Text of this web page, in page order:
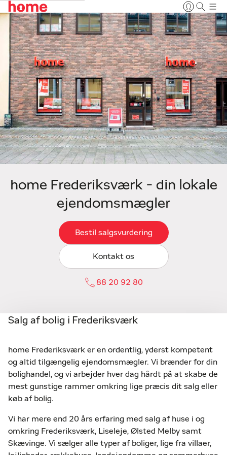
home Frederiksværk - din lokale
ejendomsmægler
Bestil salgsvurdering
Kontakt os
88 20 92 80
Salg af bolig i Frederiksværk
home Frederiksværk er en ordentlig, yderst kompetent
og altid tilgængelig ejendomsmægler. Vi brænder for din
bolighandel, og vi arbejder hver dag hårdt på at skabe de
mest gunstige rammer omkring lige præcis dit salg eller
køb af bolig.
Vi har mere end 20 års erfaring med salg af huse i og
omkring Frederiksværk, Liseleje, Ølsted Melby samt
Skævinge. Vi sælger alle typer af boliger, lige fra villaer,